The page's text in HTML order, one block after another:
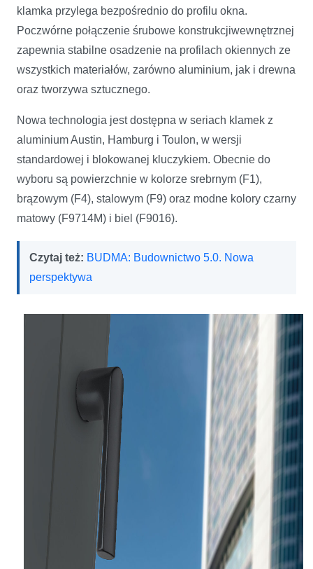
klamka przylega bezpośrednio do profilu okna.
Poczwórne połączenie śrubowe konstrukcjiwewnętrznej
zapewnia stabilne osadzenie na profilach okiennych ze
wszystkich materiałów, zarówno aluminium, jak i drewna
oraz tworzywa sztucznego.
Nowa technologia jest dostępna w seriach klamek z
aluminium Austin, Hamburg i Toulon, w wersji
standardowej i blokowanej kluczykiem. Obecnie do
wyboru są powierzchnie w kolorze srebrnym (F1),
brązowym (F4), stalowym (F9) oraz modne kolory czarny
matowy (F9714M) i biel (F9016).
Czytaj też: BUDMA: Budownictwo 5.0. Nowa
perspektywa